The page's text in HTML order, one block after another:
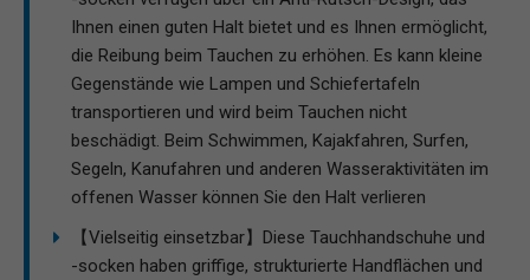
Ihnen einen guten Halt bietet und es Ihnen ermöglicht,
die Reibung beim Tauchen zu erhöhen. Es kann kleine
Gegenstände wie Lampen und Schiefertafeln
transportieren und wird beim Tauchen nicht
beschädigt. Beim Schwimmen, Kajakfahren, Surfen,
Segeln, Kanufahren und anderen Wasseraktivitäten im
offenen Wasser können Sie den Halt verlieren
【Vielseitig einsetzbar】Diese Tauchhandschuhe und
-socken haben griffige, strukturierte Handflächen und